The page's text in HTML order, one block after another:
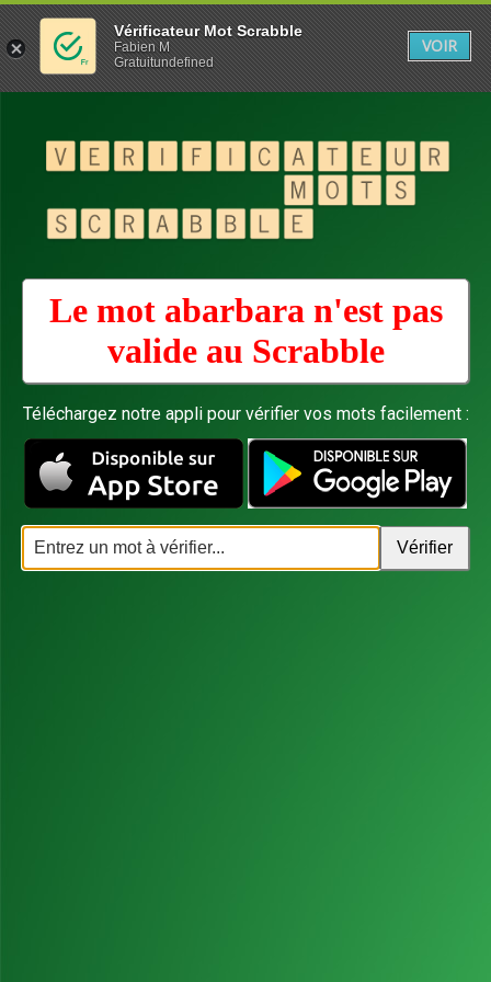
Le mot abarbara n'est pas
valide au Scrabble
Téléchargez notre appli pour vérifier vos mots facilement :
Vérificateur Mot Scrabble
Fabien M
Gratuitundefined
VOIR